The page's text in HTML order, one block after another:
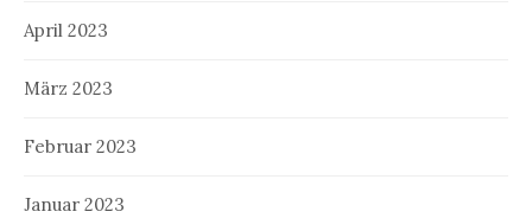
April 2023
März 2023
Februar 2023
Januar 2023